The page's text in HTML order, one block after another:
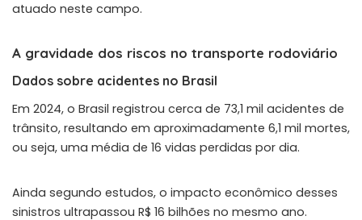
atuado neste campo.
A gravidade dos riscos no transporte rodoviário
Dados sobre acidentes no Brasil
Em 2024, o Brasil registrou cerca de 73,1 mil acidentes de
trânsito, resultando em aproximadamente 6,1 mil mortes,
ou seja, uma média de 16 vidas perdidas por dia.
Ainda segundo estudos, o impacto econômico desses
sinistros ultrapassou R$ 16 bilhões no mesmo ano.